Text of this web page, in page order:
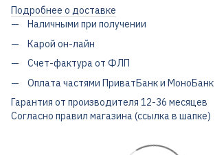
Подробнее о доставке
Наличными при получении
Карой он-лайн
Счет-фактура от ФЛП
Оплата частями ПриватБанк и МоноБанк
Гарантия от производителя 12-36 месяцев
Согласно правил магазина (ссылка в шапке)